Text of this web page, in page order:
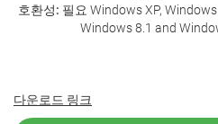
호환성: 필요 Windows XP,
Windows 8.1 and
다운로드 링크